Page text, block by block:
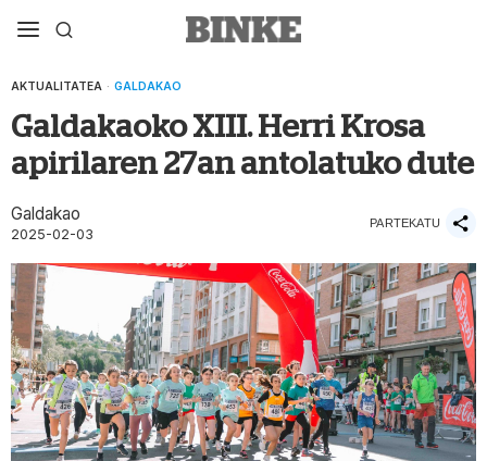
AKTUALITATEA · GALDAKAO
Galdakaoko XIII. Herri Krosa
apirilaren 27an antolatuko dute
Galdakao
2025-02-03
PARTEKATU